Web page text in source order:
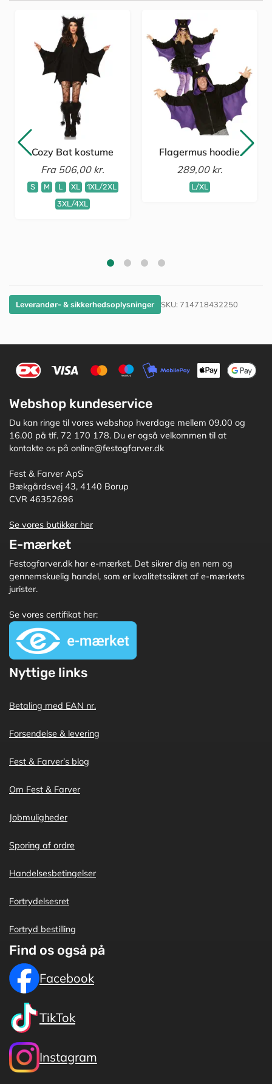
Cozy Bat kostume
Fra506,00 kr.
S M L XL
1XL/2XL
3XL/4XL
Flagermus hoodie
289,00 kr.
L/XL
Leverandør- & sikkerhedsoplysninger SKU: 714718432250
Webshop kundeservice
Du kan ringe til vores webshop hverdage mellem 09.00 og
16.00 på tlf. 72 170 178. Du er også velkommen til at
kontakte os på online@festogfarver.dk
Fest & Farver ApS
Bækgårdsvej 43, 4140 Borup
CVR 46352696
Se vores butikker her
E-mærket
Festogfarver.dk har e-mærket. Det sikrer dig en nem og
gennemskuelig handel, som er kvalitetssikret af e-mærkets
jurister.
Se vores certifikat her:
Nyttige links
Betaling med EAN nr.
Forsendelse & levering
Fest & Farver’s blog
Om Fest & Farver
Jobmuligheder
Sporing af ordre
Handelsesbetingelser
Fortrydelsesret
Fortryd bestilling
Find os også på
Facebook
TikTok
Instagram